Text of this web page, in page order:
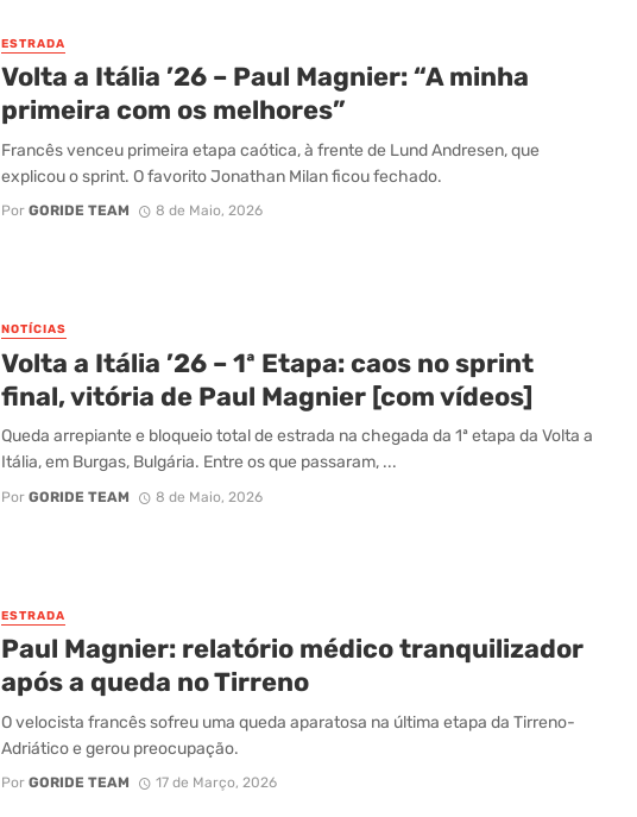
ESTRADA
Volta a Itália ’26 – Paul Magnier: “A minha
primeira com os melhores”
Francês venceu primeira etapa caótica, à frente de Lund Andresen, que
explicou o sprint. O favorito Jonathan Milan ficou fechado.
Por GORIDE TEAM 8 de Maio, 2026
NOTÍCIAS
Volta a Itália ’26 – 1ª Etapa: caos no sprint
final, vitória de Paul Magnier [com vídeos]
Queda arrepiante e bloqueio total de estrada na chegada da 1ª etapa da Volta a
Itália, em Burgas, Bulgária. Entre os que passaram, ...
Por GORIDE TEAM 8 de Maio, 2026
ESTRADA
Paul Magnier: relatório médico tranquilizador
após a queda no Tirreno
O velocista francês sofreu uma queda aparatosa na última etapa da Tirreno-
Adriático e gerou preocupação.
Por GORIDE TEAM 17 de Março, 2026